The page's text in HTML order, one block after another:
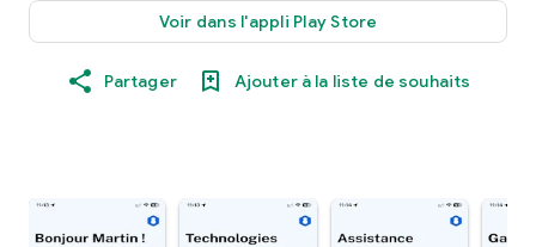
Voir dans l'appli Play Store
Partager Ajouter à la liste de souhaits